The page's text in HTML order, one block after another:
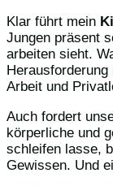
Klar führt mein
Jungen präsent
arbeiten sieht.
Arbeit und
Auch fordert
körperliche und
schleifen lasse,
Gewissen. Und